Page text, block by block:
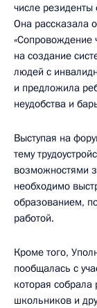
числе резиденты
Она рассказала
«Сопровождение
на создание
людей с
и предложила
неудобства и
Выступая на
тему
возможностями
необходимо
образованием,
работой.
Кроме того,
пообщалась с
которая
школьников и